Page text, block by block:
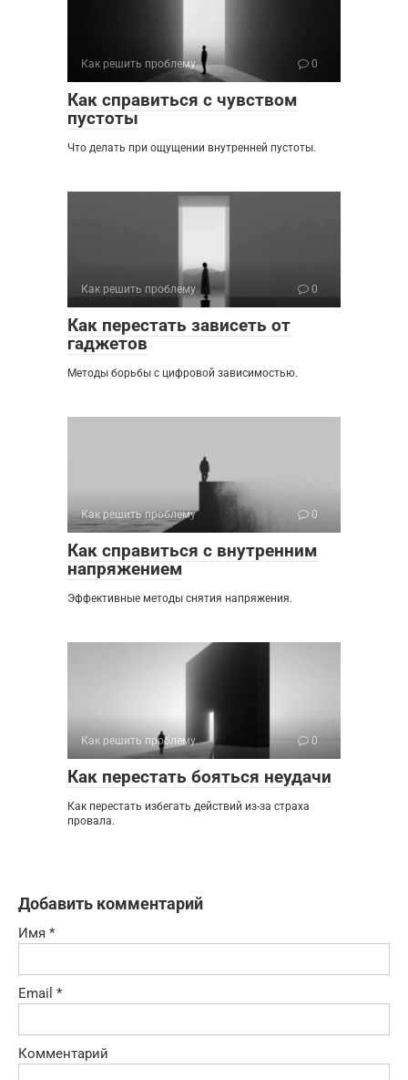
Как решить проблему 0
Как справиться с чувством
пустоты
Что делать при ощущении внутренней пустоты.
Как решить проблему 0
Как перестать зависеть от
гаджетов
Методы борьбы с цифровой зависимостью.
Как решить проблему 0
Как справиться с внутренним
напряжением
Эффективные методы снятия напряжения.
Как решить проблему 0
Как перестать бояться неудачи
Как перестать избегать действий из-за страха
провала.
Добавить комментарий
Имя *
Email *
Комментарий